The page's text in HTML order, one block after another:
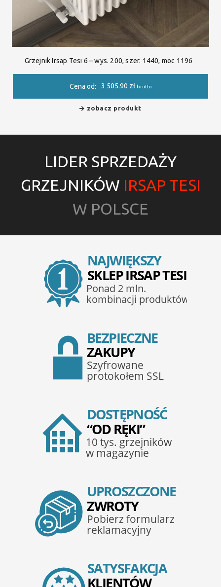
Grzejnik Irsap Tesi 6 – wys. 200, szer. 1440, moc 1196
Cena od: 3 505.90 zł brutto
zobacz produkt
LIDER SPRZEDAŻY
GRZEJNIKÓW IRSAP TESI
W POLSCE